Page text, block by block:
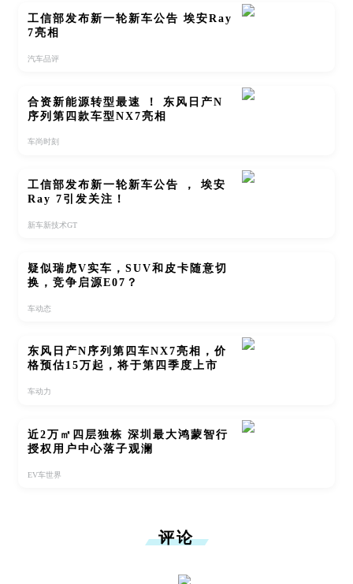
工信部发布新一轮新车公告 埃安Ray
7亮相
汽车品评
合资新能源转型最速 ！ 东风日产N
序列第四款车型NX7亮相
车尚时刻
工信部发布新一轮新车公告 ， 埃安
Ray 7引发关注！
新车新技术GT
疑似瑞虎V实车，SUV和皮卡随意切
换，竞争启源E07？
车动态
东风日产N序列第四车NX7亮相，价
格预估15万起，将于第四季度上市
车动力
近2万㎡四层独栋 深圳最大鸿蒙智行
授权用户中心落子观澜
EV车世界
评论